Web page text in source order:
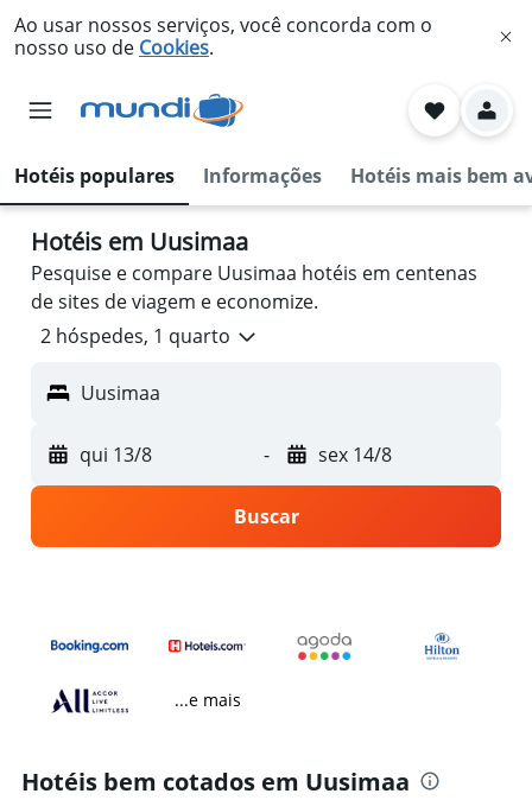
Ao usar nossos serviços, você concorda com o
nosso uso de Cookies.
Hotéis populares Informações Hotéis mais bem
Hotéis em Uusimaa
Pesquise e compare Uusimaa hotéis em centenas
de sites de viagem e economize.
2 hóspedes, 1 quarto
Uusimaa
qui 13/8 - sex 14/8
Buscar
...e mais
Hotéis bem cotados em Uusimaa